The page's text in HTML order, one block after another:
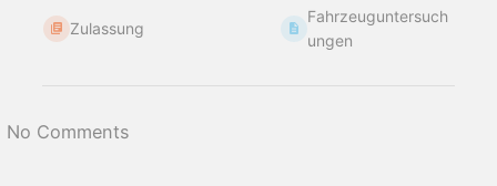
Zulassung
Fahrzeuguntersuch
ungen
No Comments